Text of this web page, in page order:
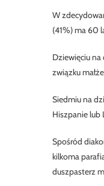
W
(41%) ma 60
Dziewięciu
związku
Siedmiu na
Hiszpanie lub
Spośród
kilkoma
duszpasterz